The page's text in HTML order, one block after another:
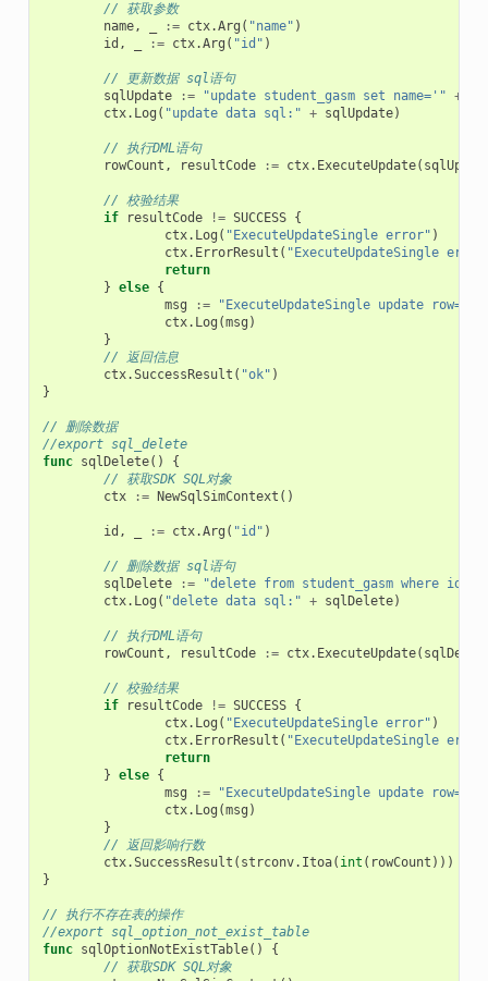
// 获取参数
name, := ctx.Arg ( "name" )
id , := ctx.Arg ( "id" )
// 更新数据 sql语句
sqlUpdate
:= "update student_gasm set name='" +
ctx. Log ( "update data sql:" + sqlUpdate)
// 执行DML语句
rowCount , resultCode := ctx. ExecuteUpdate(
// 校验结果
if
resultCode != SUCCESS {
ctx. Log ( "ExecuteUpdateSingle error" )
ctx. ErrorResult ( "ExecuteUpdateSingle
return
} else {
msg
:= "ExecuteUpdateSingle update row="
ctx. Log (msg )
}
// 返回信息
ctx.SuccessResult ( "ok" )
}
// 删除数据
//export sql_delete
func sqlDelete()
{
// 获取SDK SQL对象
ctx
:= NewSqlSimContext ()
id , := ctx.Arg ( "id" )
// 删除数据 sql语句
sqlDelete
:=
"delete from student_gasm where id='"
ctx. Log ( "delete data sql:" + sqlDelete)
// 执行DML语句
rowCount , resultCode := ctx. ExecuteUpdate(
// 校验结果
if
resultCode != SUCCESS {
ctx. Log ( "ExecuteUpdateSingle error" )
ctx. ErrorResult ( "ExecuteUpdateSingle
return
} else {
msg
:= "ExecuteUpdateSingle update row="
ctx. Log (msg )
}
// 返回影响行数
ctx.SuccessResult ( strconv. Itoa( int ( rowCount )))
}
// 执行不存在表的操作
//export sql_option_not_exist_table
func sqlOptionNotExistTable()
{
// 获取SDK SQL对象